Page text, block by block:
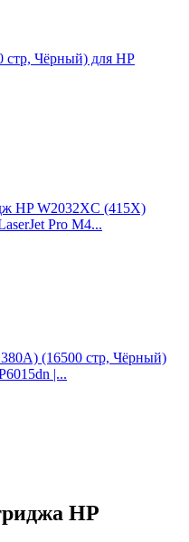
стр, Чёрный) для HP
HP W2032XC (415X)
Pro M4...
(16500 стр, Чёрный)
|...
HP